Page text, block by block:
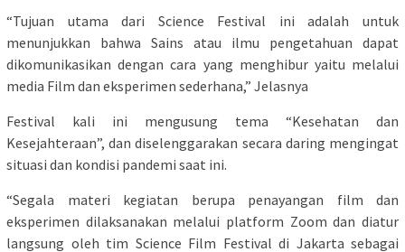
“Tujuan utama dari Science Festival ini adalah untuk
menunjukkan bahwa Sains atau ilmu pengetahuan dapat
dikomunikasikan dengan cara yang menghibur yaitu melalui
media Film dan eksperimen sederhana,” Jelasnya
Festival kali ini mengusung tema “Kesehatan dan
Kesejahteraan”, dan diselenggarakan secara daring mengingat
situasi dan kondisi pandemi saat ini.
“Segala materi kegiatan berupa penayangan film dan
eksperimen dilaksanakan melalui platform Zoom dan diatur
langsung oleh tim Science Film Festival di Jakarta sebagai